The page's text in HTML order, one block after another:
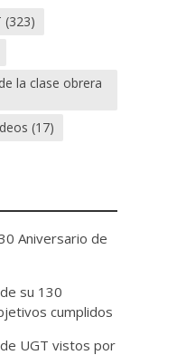
(323)
la clase obrera
(17)
Aniversario de
su 130
cumplidos
UGT vistos por